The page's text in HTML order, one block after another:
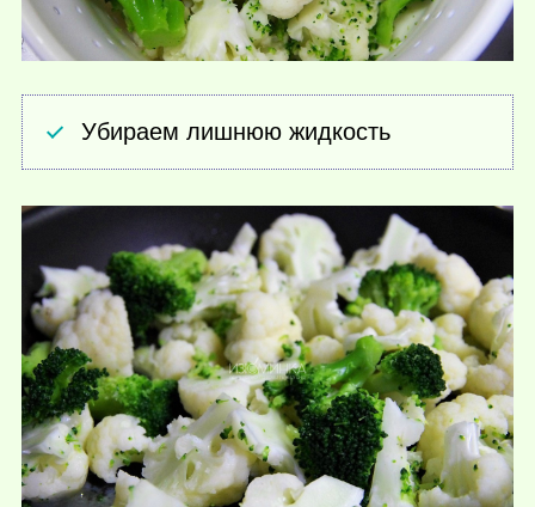
Убираем лишнюю жидкость